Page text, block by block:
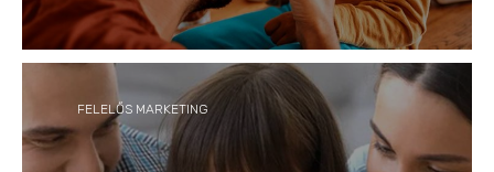
FELELŐS MARKETING